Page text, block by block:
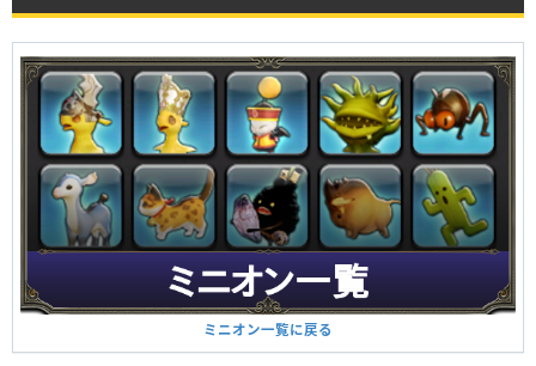
ミニオン一覧に戻る